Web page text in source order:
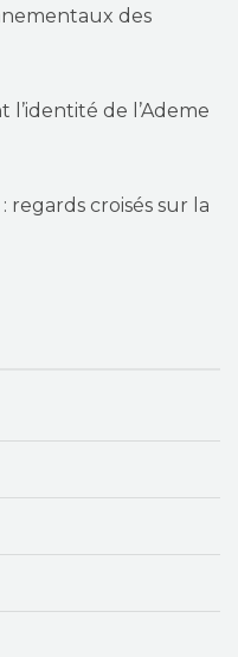
des
de l’Ademe
regards croisés sur la